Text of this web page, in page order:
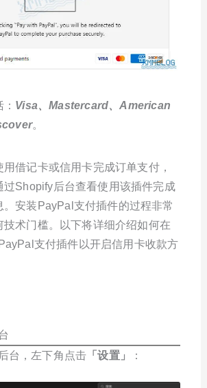
Visa、Mastercard、American
。
借记卡或信用卡完成订单支付，
过Shopify后台查看使用该插件完成
。安装PayPal支付插件的过程非常
技术门槛。以下将详细介绍如何在
支付插件以开启信用卡收款方
台，左下角点击 「设置」 ：